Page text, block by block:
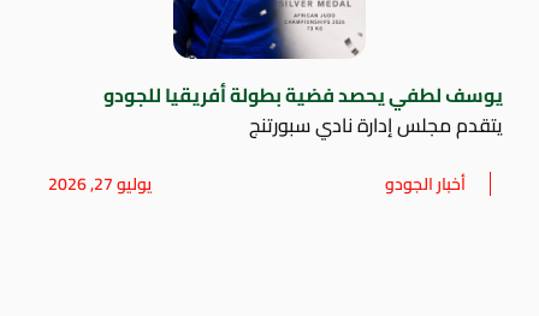
يوسف لطفي يحصد فضية بطولة أفريقيا للجودو
يتقدم مجلس إدارة نادي سبورتنج
أخبار الجودو يوليو 27, 2026